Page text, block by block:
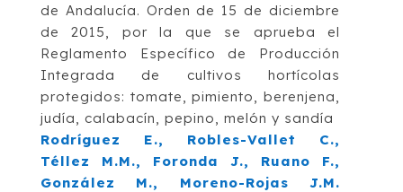
de Andalucía. Orden de 15 de diciembre
de 2015, por la que se aprueba el
Reglamento Específico de Producción
Integrada de cultivos hortícolas
protegidos: tomate, pimiento, berenjena,
judía, calabacín, pepino, melón y sandía
Rodríguez E., Robles-Vallet C.,
Téllez M.M., Foronda J., Ruano F.,
González M., Moreno-Rojas J.M.